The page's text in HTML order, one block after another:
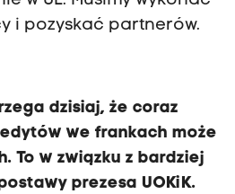
i pozyskać partnerów.
dzisiaj, że coraz
we frankach może
To w związku z bardziej
prezesa UOKiK.